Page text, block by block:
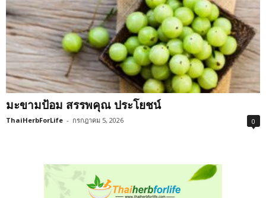
มะขามป้อม สรรพคุณ ประโยชน์
ThaiHerbForLife - กรกฎาคม 5, 2026 0